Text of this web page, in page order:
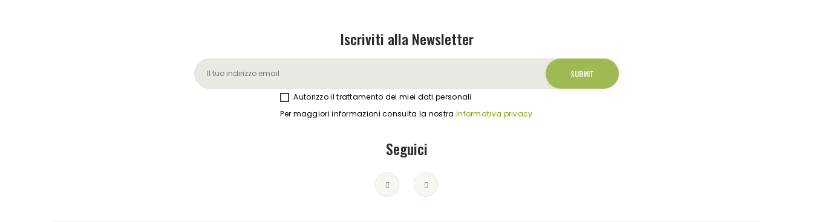
Iscriviti alla Newsletter
Autorizzo il trattamento dei miei dati personali
Per maggiori informazioni consulta la nostra informativa privacy
Seguici